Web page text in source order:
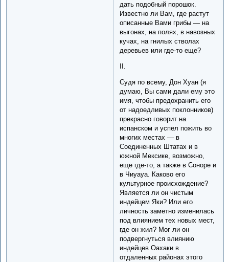
дать подобный порошок.
Известно ли Вам, где растут
описанные Вами грибы — на
выгонах, на полях, в навозных
кучах, на гнилых стволах
деревьев или где-то еще?
II.
Судя по всему, Дон Хуан (я
думаю, Вы сами дали ему это
имя, чтобы предохранить его
от надоедливых поклонников)
прекрасно говорит на
испанском и успел пожить во
многих местах — в
Соединенных Штатах и в
южной Мексике, возможно,
еще где-то, а также в Соноре и
в Чиуауа. Каково его
культурное происхождение?
Является ли он чистым
индейцем Яки? Или его
личность заметно изменилась
под влиянием тех новых мест,
где он жил? Мог ли он
подвергнуться влиянию
индейцев Оахаки в
отдаленных районах этого